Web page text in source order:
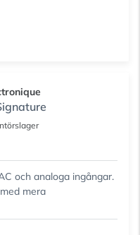
och analoga ingångar.
mera